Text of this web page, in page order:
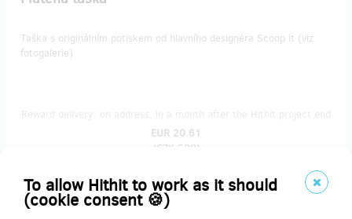
To allow Hithit to work as it should
(cookie consent 🍪)
Taška s originálním potiskem od hlavního designéra Scoop it (viz
fotogalerie)
EUR 20.61
(CZK 500)